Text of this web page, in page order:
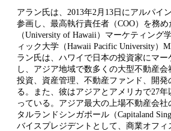
アラン氏は、2013年2月13日にアルパイ
参画し、最高執行責任者（COO）を務
（University of Hawaii）マーケティング
ィック大学（Hawaii Pacific University）
ラン氏は、ハワイで日本の投資家にマ
し、アジア地域で数多くの大型不動産
投資、資産管理、不動産ファンド、開
る。また、彼はアジアとアメリカで27
っている。アジア最大の上場不動産会
タルランドシンガポール（Capitaland
バイスプレジデントとして、商業オフィ